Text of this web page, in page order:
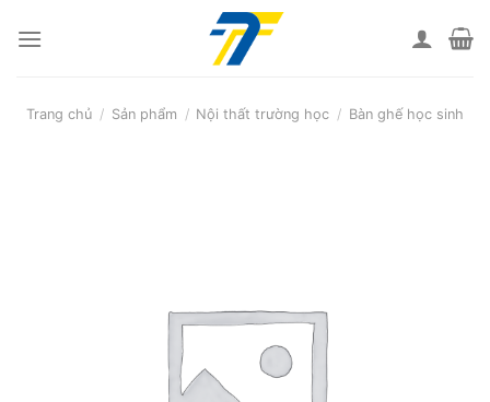
Trang chủ / Sản phẩm / Nội thất trường học / Bàn ghế học sinh